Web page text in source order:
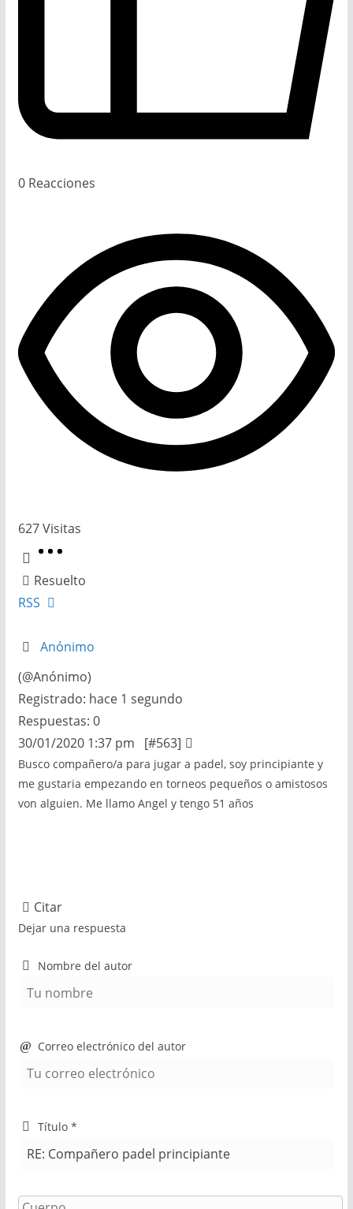
0 Reacciones
627Visitas
Resuelto
RSS
Anónimo
(@Anónimo)
Registrado: hace 1 segundo
Respuestas: 0
30/01/2020 1:37 pm
[#563]
Busco compañero/a para jugar a padel, soy principiante y
me gustaria empezando en torneos pequeños o amistosos
von alguien. Me llamo Angel y tengo 51 años
Citar
Dejar una respuesta
Nombre del autor
Correo electrónico del autor
Título *